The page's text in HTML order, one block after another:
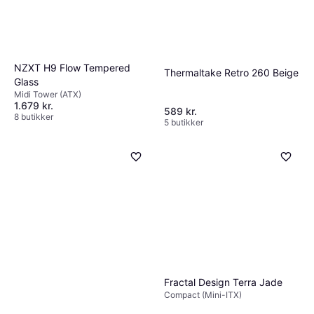
NZXT H9 Flow Tempered
Glass
Midi Tower (ATX)
1.679 kr.
8 butikker
Thermaltake Retro 260 Beige
589 kr.
5 butikker
Fractal Design Terra Jade
Compact (Mini-ITX)